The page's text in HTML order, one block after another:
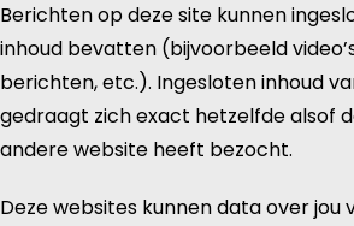
Berichten op deze site kunnen
inhoud bevatten (bijvoorbeeld
berichten, etc.). Ingesloten inhoud
gedraagt zich exact hetzelfde alsof
andere website heeft bezocht.
Deze websites kunnen data over jou